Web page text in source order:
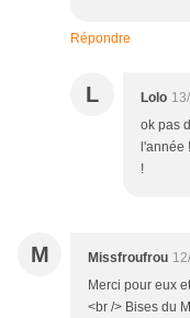
Répondre
L Lolo
ok pas
l'année
!
M Missfroufrou
Merci pour eux
<br /> Bises du